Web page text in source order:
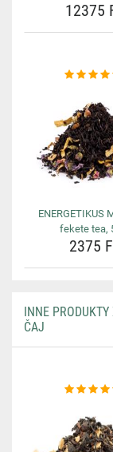
12375
ENERGETIKUS
fekete tea,
2375
INNE
ČAJ